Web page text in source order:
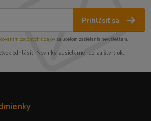
Prihlásiť sa
osobných údajov za účelom zasielania newslettera.
odhlásiť. Novinky zasielame raz za štvrťrok.